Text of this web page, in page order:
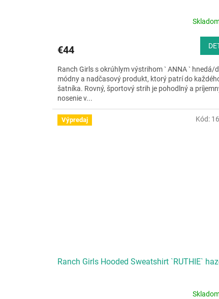
€44
Ranch Girls s okrúhlym výstrihom ` ANNA ` hnedá/
módny a nadčasový produkt, ktorý patrí do
šatníka. Rovný, športový strih je pohodlný a
nosenie v...
Výpredaj
Ranch Girls Hooded Sweatshirt `RUTHIE`
Kód: